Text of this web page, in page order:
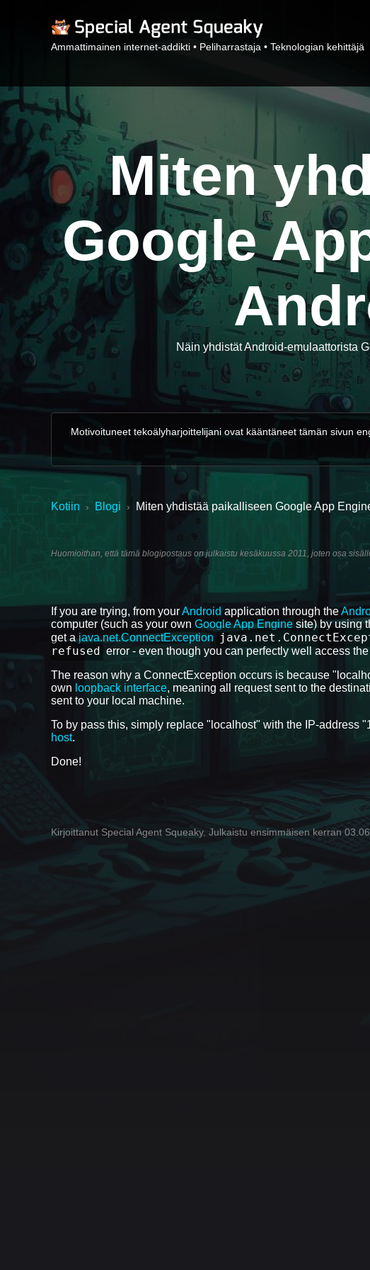
Ammattimainen internet-addikti • Peliharrastaja • Teknologian kehittäjä
Miten
Google
Näin yhdistät Android-emulaattorista
Motivoituneet tekoälyharjoittelijani ovat kääntäneet tämän sivun
Kotiin › Blogi › Miten yhdistää paikalliseen Google App
Huomioithan, että tämä blogipostaus on julkaistu kesäkuussa 2011, joten osa
If you are trying, from yourAndroid application through the
computer (such as your own Google App Enginesite) by using
get ajava.net.ConnectException
refused error - even though you can perfectly well access
The reason why a ConnectException occurs is because
own loopback interface, meaning all request sent to the
sent to your local machine.
To by pass this, simply replace "localhost" with the IP-address
host.
Done!
Kirjoittanut Special Agent Squeaky. Julkaistu ensimmäisen kerran